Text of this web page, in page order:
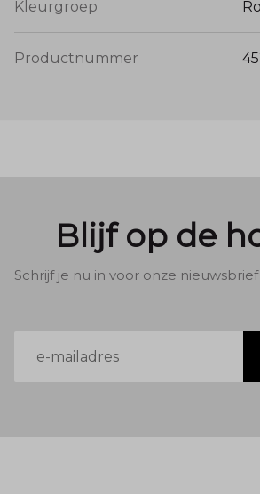
Menger Mode Tip:
"Roze is dé kleur van dit jaar!
Kleurgroep
Productnummer
Blijf op de
Schrijf je nu in voor onze nieuwsbrief
mailadres